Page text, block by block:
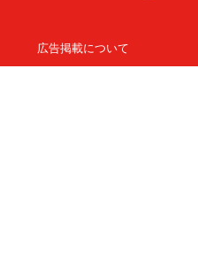
広告掲載について